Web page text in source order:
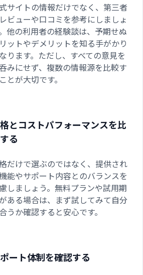
サイトの情報だけでなく、第三者
ビューや口コミを参考にしましょ
他の利用者の経験談は、予期せぬ
ットやデメリットを知る手がかり
ります。ただし、すべての意見を
みにせず、複数の情報源を比較す
とが大切です。
とコストパフォーマンスを比
る
だけで選ぶのではなく、提供され
能やサポート内容とのバランスを
しましょう。無料プランや試用期
ある場合は、まず試してみて自分
うか確認すると安心です。
ート体制を確認する